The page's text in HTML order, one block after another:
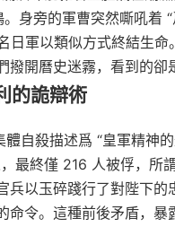
身旁的軍曹突然嘶吼着
軍以類似方式終結生命。
開曆史迷霧，看到的卻
的詭辯術
自殺描述爲 “皇軍精神
終僅 216 人被俘，所謂
以玉碎踐行了對陛下
令。這種前後矛盾，暴